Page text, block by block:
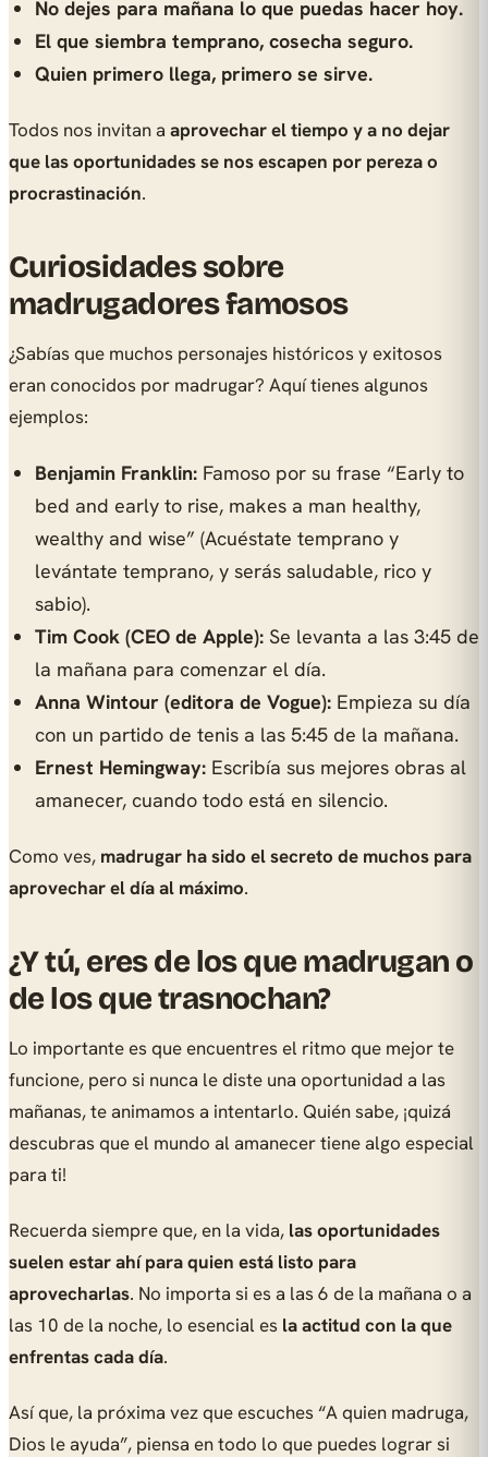
No dejes para mañana lo que puedas hacer hoy.
El que siembra temprano, cosecha seguro.
Quien primero llega, primero se sirve.
Todos nos invitan a aprovechar el tiempo y a no dejar
que las oportunidades se nos escapen por pereza o
procrastinación.
Curiosidades sobre
madrugadores famosos
¿Sabías que muchos personajes históricos y exitosos
eran conocidos por madrugar? Aquí tienes algunos
ejemplos:
Benjamin Franklin: Famoso por su frase “Early to
bed and early to rise, makes a man healthy,
wealthy and wise” (Acuéstate temprano y
levántate temprano, y serás saludable, rico y
sabio).
Tim Cook (CEO de Apple): Se levanta a las 3:45 de
la mañana para comenzar el día.
Anna Wintour (editora de Vogue): Empieza su día
con un partido de tenis a las 5:45 de la mañana.
Ernest Hemingway: Escribía sus mejores obras al
amanecer, cuando todo está en silencio.
Como ves, madrugar ha sido el secreto de muchos para
aprovechar el día al máximo.
¿Y tú, eres de los que madrugan o
de los que trasnochan?
Lo importante es que encuentres el ritmo que mejor te
funcione, pero si nunca le diste una oportunidad a las
mañanas, te animamos a intentarlo. Quién sabe, ¡quizá
descubras que el mundo al amanecer tiene algo especial
para ti!
Recuerda siempre que, en la vida, las oportunidades
suelen estar ahí para quien está listo para
aprovecharlas. No importa si es a las 6 de la mañana o a
las 10 de la noche, lo esencial es la actitud con la que
enfrentas cada día.
Así que, la próxima vez que escuches “A quien madruga,
Dios le ayuda”, piensa en todo lo que puedes lograr si